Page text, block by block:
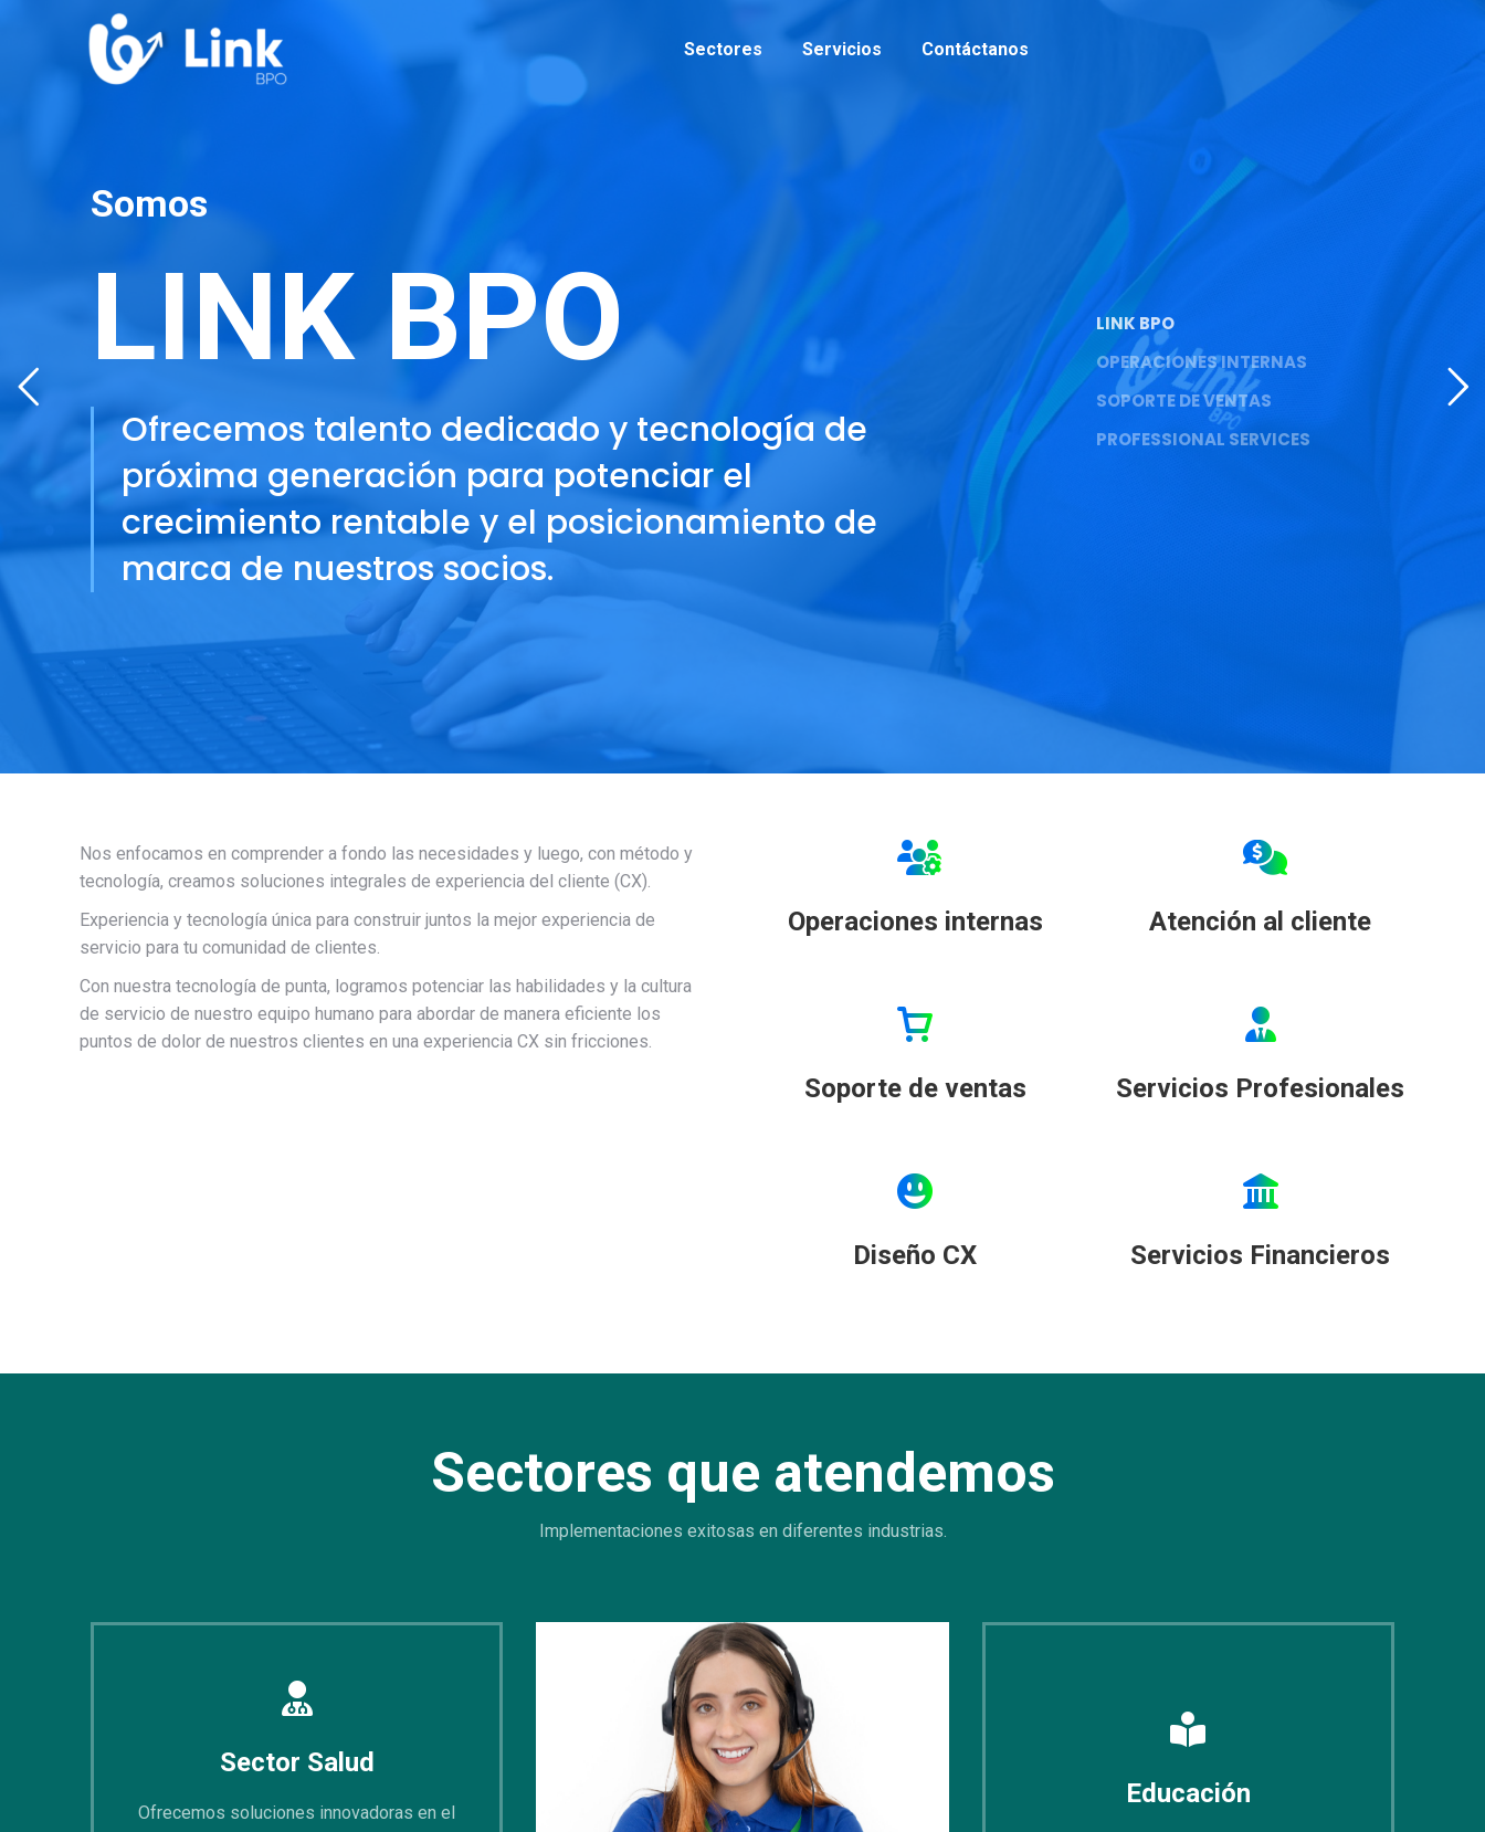
Sectores Servicios Contáctanos
LINK BPO
OPERACIONES INTERNAS
SOPORTE DE VENTAS
PROFESSIONAL SERVICES
Somos
LINK BPO
Ofrecemos talento dedicado y tecnología de
próxima generación para potenciar el
crecimiento rentable y el posicionamiento de
marca de nuestros socios.
Nos enfocamos en comprender a fondo las necesidades y luego, con método y
tecnología, creamos soluciones integrales de experiencia del cliente (CX).
Experiencia y tecnología única para construir juntos la mejor experiencia de
servicio para tu comunidad de clientes.
Con nuestra tecnología de punta, logramos potenciar las habilidades y la cultura
de servicio de nuestro equipo humano para abordar de manera eficiente los
puntos de dolor de nuestros clientes en una experiencia CX sin fricciones.
Operaciones internas Atención al cliente
Soporte de ventas Servicios Profesionales
Diseño CX Servicios Financieros
Sectores que atendemos
Implementaciones exitosas en diferentes industrias.
Sector Salud
Ofrecemos soluciones innovadoras en el
Educación